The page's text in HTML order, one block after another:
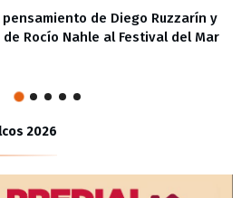
de Diego Ruzzarín y
Rocío Nahle al Festival del Mar
2026